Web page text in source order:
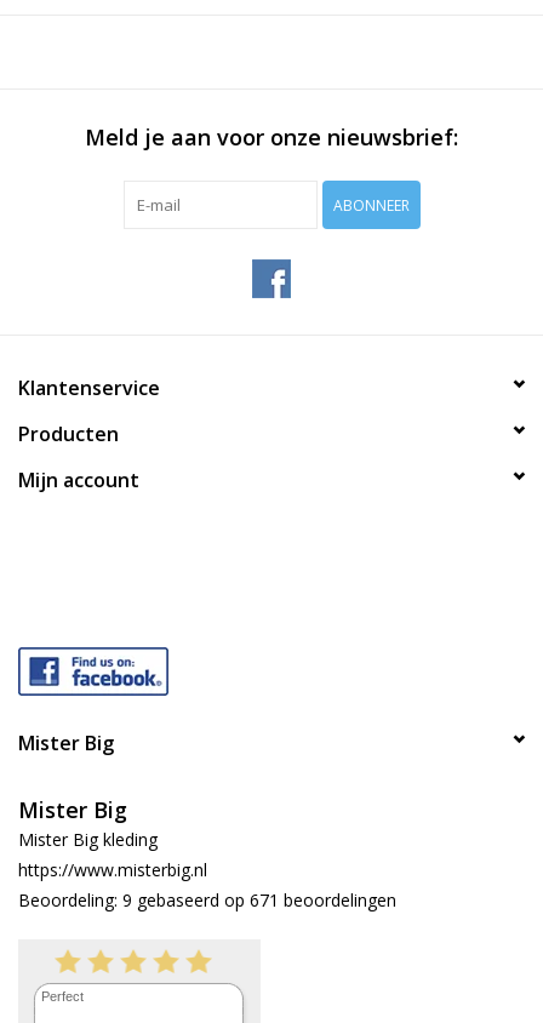
Meld je aan voor onze nieuwsbrief:
ABONNEER
Klantenservice
Producten
Mijn account
Mister Big
Mister Big
Mister Big kleding
https://www.misterbig.nl
Beoordeling: 9 gebaseerd op 671 beoordelingen